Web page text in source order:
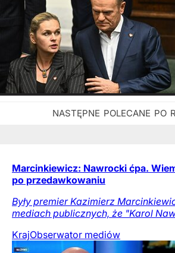
Marcinkiewicz: Nawrocki ćpa.
po przedawkowaniu
Były premier Kazimierz
mediach publicznych, że "Karol
KrajObserwator mediów